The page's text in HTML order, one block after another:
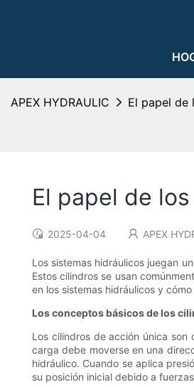
APEX HYDRAULIC El papel de
El papel de
2025-04-04 APEX
Los sistemas hidráulicos juegan
Estos cilindros se usan
en los sistemas hidráulicos y
Los conceptos básicos de los
Los cilindros de acción única son
carga debe moverse en una
hidráulico. Cuando se aplica
su posición inicial debido a